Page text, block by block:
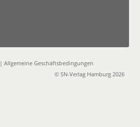
|Allgemeine Geschäftsbedingungen
© SN-Verlag Hamburg 2026